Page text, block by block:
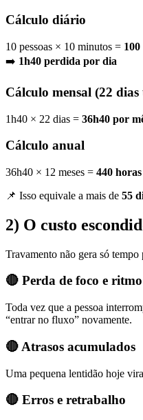
Cálculo diário
10 pessoas × 10 minutos =
➡️ 1h40 perdida por dia
Cálculo mensal (22 dias
1h40 × 22 dias = 36h40 por
Cálculo anual
36h40 × 12 meses = 440
📌 Isso equivale a mais de 55
2) O custo
Travamento não gera só
🔴 Perda de foco e ritmo
Toda vez que a pessoa
“entrar no fluxo” novamente.
🔴 Atrasos acumulados
Uma pequena lentidão hoje
🔴 Erros e retrabalho